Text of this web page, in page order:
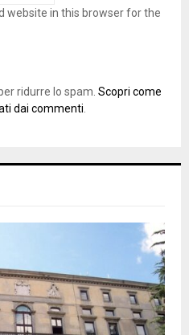
website in this browser for the
ridurre lo spam. Scopri come
dai commenti.